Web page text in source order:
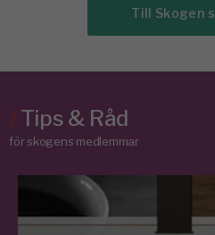
Till Skogen
/Tips & Råd
för skogens medlemmar